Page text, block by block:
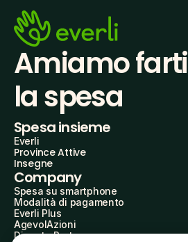
Amiamo farti
la spesa
Spesa insieme
Everli
Province Attive
Insegne
Company
Spesa su smartphone
Modalità di pagamento
Everli Plus
AgevolAzioni
Diventa Partner